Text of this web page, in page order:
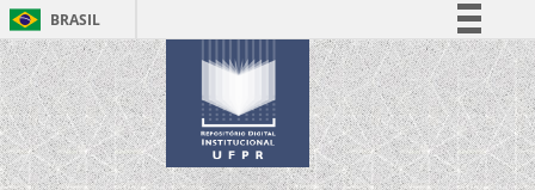
BRASIL
Simplifique!
Comunica BR
Participe
Acesso à informação